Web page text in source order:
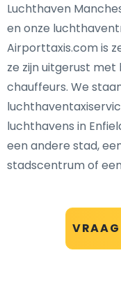
VRAAG
Luchthaven
en onze
Airporttaxis.com is
ze zijn uitgerust
chauffeurs. We
luchthavens in
een andere stad,
stadscentrum of